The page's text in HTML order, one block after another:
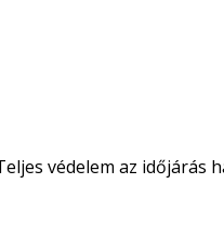
védelem az időjárás